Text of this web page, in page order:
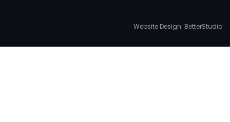
Website Design: BetterStudio